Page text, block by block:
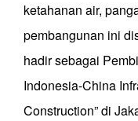
ketahanan air,
pembangunan ini
hadir sebagai
Indonesia-China
Construction” di